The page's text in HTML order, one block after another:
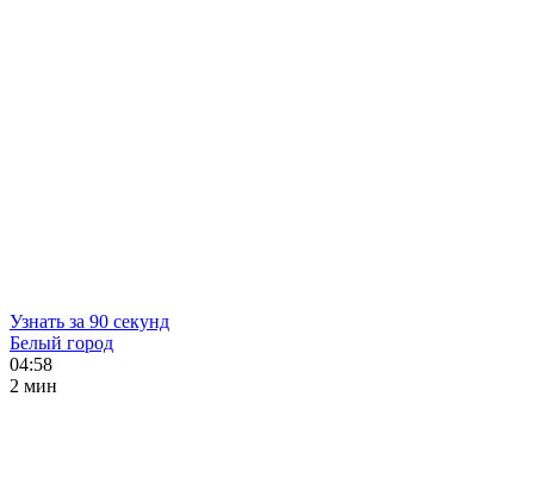
Узнать за 90 секунд
Белый город
04:58
2 мин